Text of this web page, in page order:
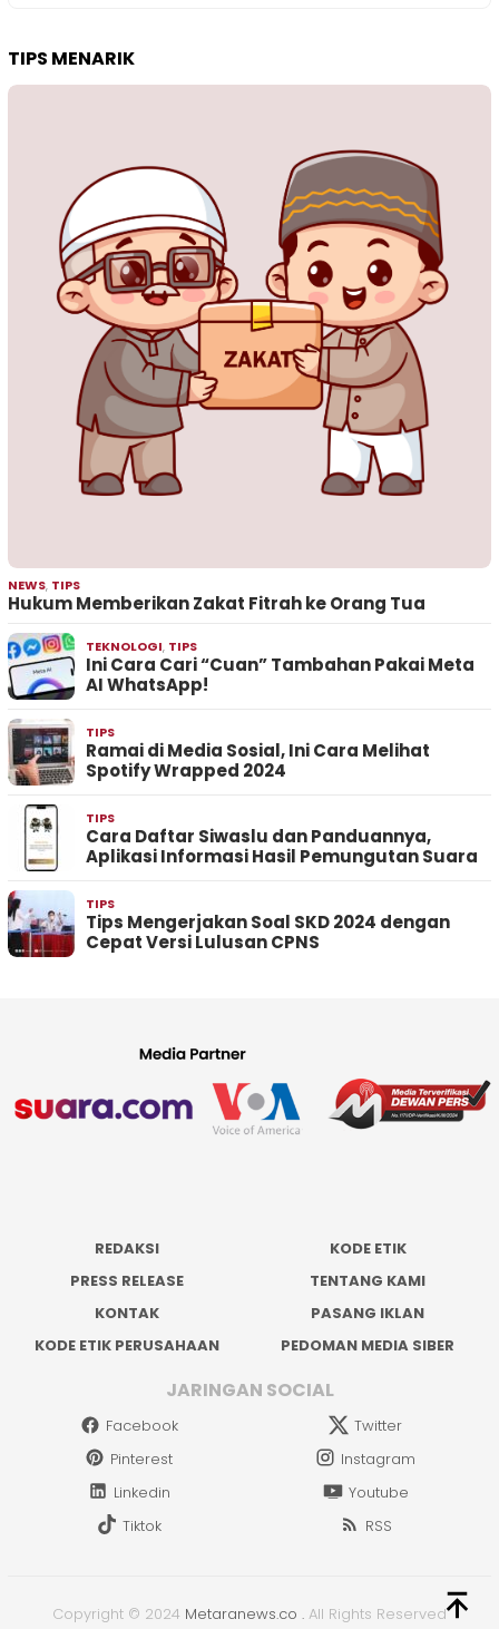
TIPS MENARIK
NEWS, TIPS
Hukum Memberikan Zakat Fitrah ke Orang Tua
TEKNOLOGI, TIPS
Ini Cara Cari “Cuan” Tambahan Pakai Meta
AI WhatsApp!
TIPS
Ramai di Media Sosial, Ini Cara Melihat
Spotify Wrapped 2024
TIPS
Cara Daftar Siwaslu dan Panduannya,
Aplikasi Informasi Hasil Pemungutan Suara
TIPS
Tips Mengerjakan Soal SKD 2024 dengan
Cepat Versi Lulusan CPNS
REDAKSI
KODE ETIK
PRESS RELEASE
TENTANG KAMI
KONTAK
PASANG IKLAN
KODE ETIK PERUSAHAAN
PEDOMAN MEDIA SIBER
JARINGAN SOCIAL
Facebook
Twitter
Pinterest
Instagram
Linkedin
Youtube
Tiktok
RSS
Copyright © 2024 Metaranews.co . All Rights Reserved